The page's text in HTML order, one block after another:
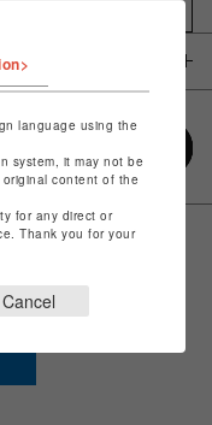
language using the
system, it may not be
content of the
for any direct or
Thank you for your
Cancel